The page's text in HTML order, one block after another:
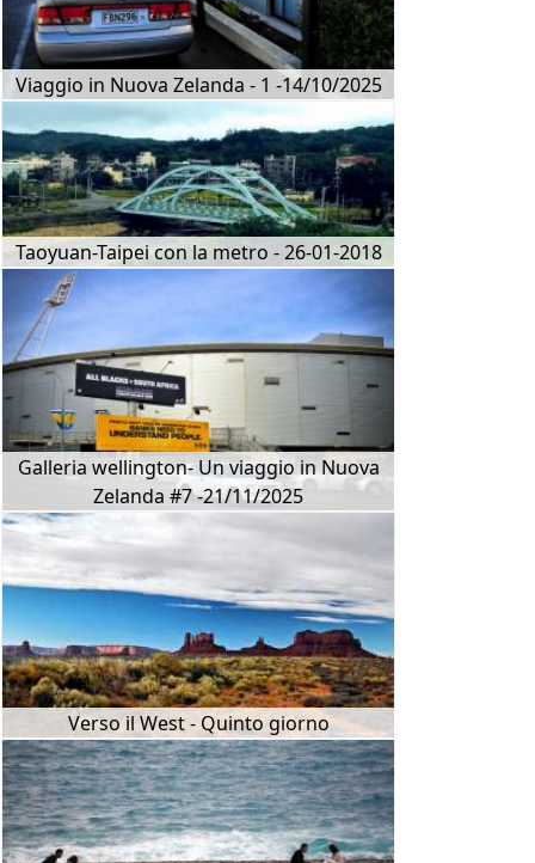
Viaggio in Nuova Zelanda - 1 -14/10/2025
Taoyuan-Taipei con la metro - 26-01-2018
Galleria wellington- Un viaggio in Nuova
Zelanda #7 -21/11/2025
Verso il West - Quinto giorno